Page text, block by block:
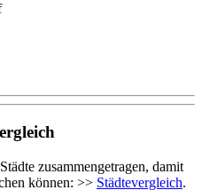
zusammengetragen, damit
können: >> Städtevergleich.